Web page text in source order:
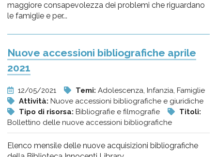
maggiore consapevolezza dei problemi che riguardano
le famiglie e per...
Nuove accessioni bibliografiche aprile
2021
12/05/2021 Temi: Adolescenza, Infanzia, Famiglie
Attività: Nuove accessioni bibliografiche e giuridiche
Tipo di risorsa: Bibliografie e filmografie
Titoli:
Bollettino delle nuove accessioni bibliografiche
Elenco mensile delle nuove acquisizioni bibliografiche